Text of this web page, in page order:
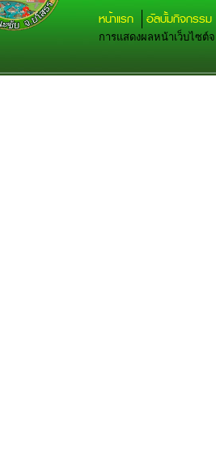
หน้าแรก อัลบั้มกิจกรรม
การแสดงผลหน้าเว็บไซต์